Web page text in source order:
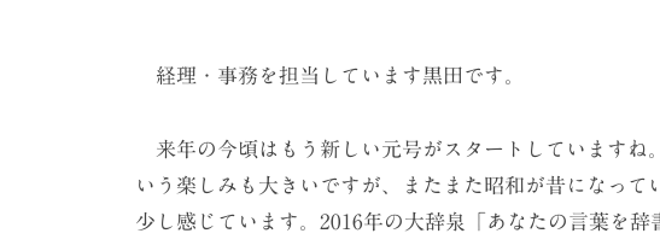
経理・事務を担当しています黒田です。
来年の今頃はもう新しい元号がスタートしていますね
いう楽しみも大きいですが、またまた昭和が昔になって
少し感じています。2016年の大辞泉「あなたの言葉を